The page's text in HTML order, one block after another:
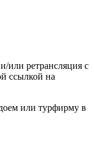
или ретрансляция с
ссылкой на
или турфирму в